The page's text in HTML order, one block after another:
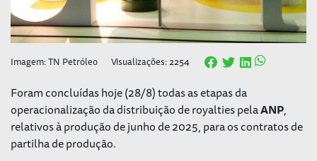
Imagem: TN Petróleo Visualizações: 2254
Foram concluídas hoje (28/8) todas as etapas da
operacionalização da distribuição de royalties pelaANP,
relativos à produção de junho de 2025, para os contratos de
partilha de produção.